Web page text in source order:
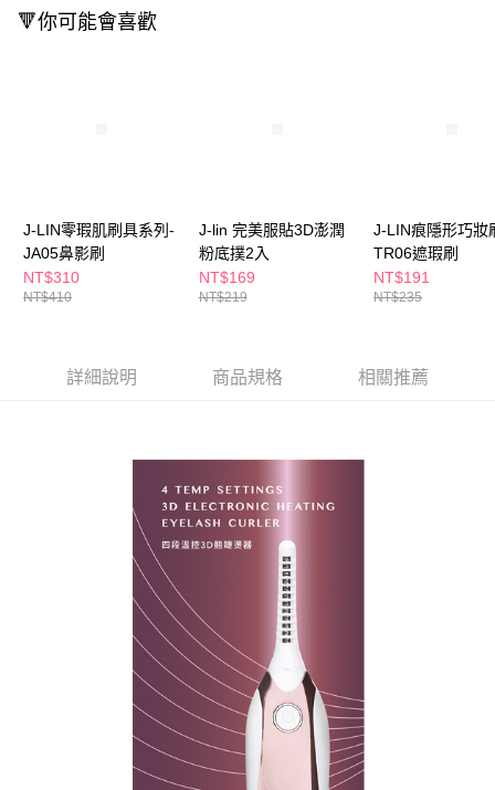
權轉讓予恩沛科技股份有限公司。
２．關於個人資料處理事宜，請瀏覽以下網址：
付款後7-11取貨
🔻你可能會喜歡
J-LIN零瑕肌刷具系列-
JA05鼻影刷
NT$310
NT$410
J-lin 完美服貼3D澎潤
粉底撲2入
NT$169
NT$219
J-LIN痕隱形巧妝
TR06遮瑕刷
NT$191
NT$235
詳細說明 商品規格 相關推薦